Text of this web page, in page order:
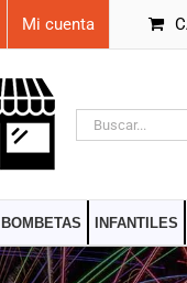
Mi cuenta
Buscar:
BOMBETAS INFANTILES